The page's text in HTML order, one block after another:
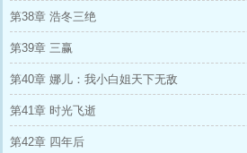
第38章 浩冬三绝
第39章 三赢
第40章 娜儿：我小白姐天下无敌
第41章 时光飞逝
第42章 四年后